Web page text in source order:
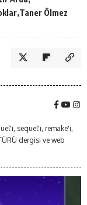
Taner Ölmez
sequel'i, remake'i,
dergisi ve web